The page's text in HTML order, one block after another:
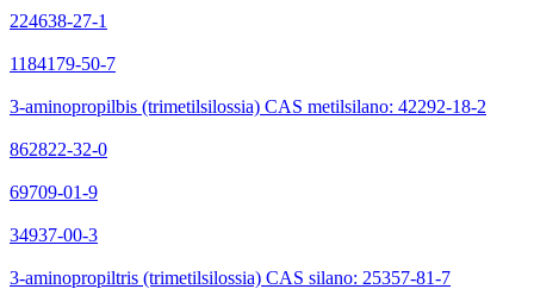
224638-27-1
1184179-50-7
3-aminopropilbis (trimetilsilossia) CAS metilsilano: 42292-18-2
862822-32-0
69709-01-9
34937-00-3
3-aminopropiltris (trimetilsilossia) CAS silano: 25357-81-7